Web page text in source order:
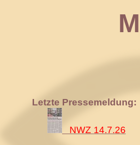
Letzte Pressemeldung:
NWZ 14.7.26